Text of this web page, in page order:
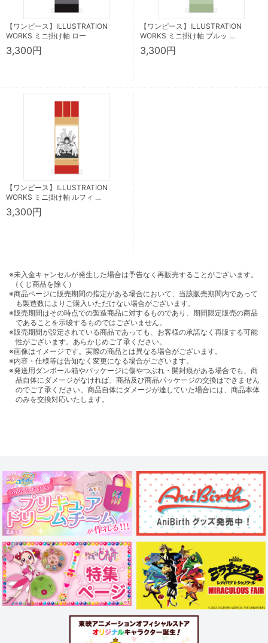
【ワンピース】ILLUSTRATION
WORKS ミニ掛け軸 ロー
3,300円
【ワンピース】ILLUSTRATION
WORKS ミニ掛け軸 ブルッ …
3,300円
【ワンピース】ILLUSTRATION
WORKS ミニ掛け軸 ルフィ …
3,300円
※未入金キャンセルが発生した場合は予告なく再販売することがございます。
(くじ商品を除く）
※商品ページに販売期間の指定がある場合において、当該販売期間内であって
も製造数によりご購入いただけない場合がございます。
※販売期間はその時点での製造商品に対するものであり、期間限定販売の商品
であることを示唆するものではございません。
※販売期間が設定されている商品であっても、お客様の承諾なく再販する可能
性がございます。あらかじめご了承ください。
※画像はイメージです。実際の商品とは異なる場合がございます。
※内容・仕様等は告知なく変更になる場合がございます。
※発送用ダンボール箱やパッケージに傷やつぶれ・開封痕がある場合でも、商
品自体にダメージがなければ、商品及び商品パッケージの交換はできません
のでご了承ください。商品自体にダメージが達していた場合には、商品本体
のみを交換対応いたします。